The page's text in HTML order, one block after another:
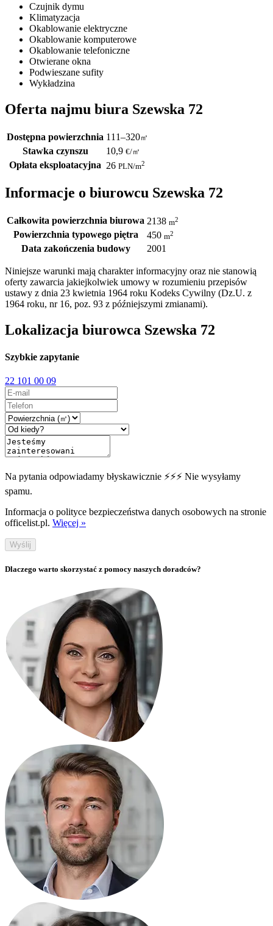
Czujnik dymu
Klimatyzacja
Okablowanie elektryczne
Okablowanie komputerowe
Okablowanie telefoniczne
Otwierane okna
Podwieszane sufity
Wykładzina
Oferta najmu biura Szewska 72
Dostępna powierzchnia 111–320㎡
Stawka czynszu 10,9 €/㎡
Opłata eksploatacyjna 26 PLN/m2
Informacje o biurowcu Szewska 72
Całkowita powierzchnia biurowa 2138 m2
Powierzchnia typowego piętra 450 m2
Data zakończenia budowy 2001
Niniejsze warunki mają charakter informacyjny oraz nie stanowią
oferty zawarcia jakiejkolwiek umowy w rozumieniu przepisów
ustawy z dnia 23 kwietnia 1964 roku Kodeks Cywilny (Dz.U. z
1964 roku, nr 16, poz. 93 z późniejszymi zmianami).
Lokalizacja biurowca Szewska 72
Szybkie zapytanie
22 101 00 09
Na pytania odpowiadamy błyskawicznie ⚡⚡⚡ Nie wysyłamy
spamu.
Informacja o polityce bezpieczeństwa danych osobowych na stronie
officelist.pl. Więcej »
Wyślij
Dlaczego warto skorzystać z pomocy naszych doradców?